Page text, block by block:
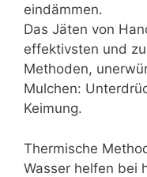
eindämmen.
Das Jäten von
effektivsten und
Methoden,
Mulchen:
Keimung.
Thermische
Wasser helfen bei